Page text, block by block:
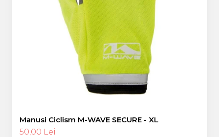
Manusi Ciclism M-WAVE SECURE - XL
50,00 Lei